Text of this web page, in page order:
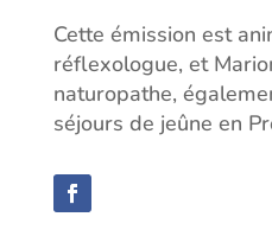
Cette émission est
réflexologue, et
naturopathe,
séjours de jeûne en